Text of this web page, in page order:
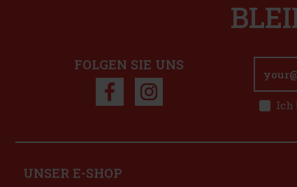
FOLGEN SIE UNS
Ich
UNSER E-SHOP